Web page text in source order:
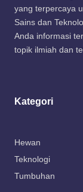
yang terpercaya
Sains dan
Anda informasi
topik ilmiah dan
Kategori
Hewan
Teknologi
Tumbuhan